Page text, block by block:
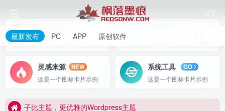
开启精彩搜索
图标卡片
这是一个图标卡片示例
灵感来源
NEW
这是一个图标卡片示例
系统工具
GO
这是一个图标卡片示例
子比主题，更优雅的Wordpress主题
子比主题，更优雅的Wordpress主题
最新发布 PC APP 原创软件